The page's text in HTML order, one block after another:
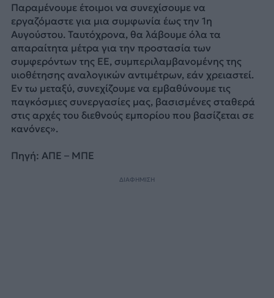
Παραμένουμε έτοιμοι να συνεχίσουμε να
εργαζόμαστε για μια συμφωνία έως την 1η
Αυγούστου. Ταυτόχρονα, θα λάβουμε όλα τα
απαραίτητα μέτρα για την προστασία των
συμφερόντων της ΕΕ, συμπεριλαμβανομένης της
υιοθέτησης αναλογικών αντιμέτρων, εάν χρειαστεί.
Εν τω μεταξύ, συνεχίζουμε να εμβαθύνουμε τις
παγκόσμιες συνεργασίες μας, βασισμένες σταθερά
στις αρχές του διεθνούς εμπορίου που βασίζεται σε
κανόνες».
Πηγή: ΑΠΕ – ΜΠΕ
ΔΙΑΦΗΜΙΣΗ